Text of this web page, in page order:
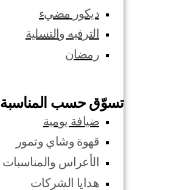
ديكور مضيء
الترفيه والتسلية
رمضان
تسوّق حسب المناسبة
ضيافة يومية
قهوة وشاي وتمور
الأعراس والمناسبات
هدايا الشركات